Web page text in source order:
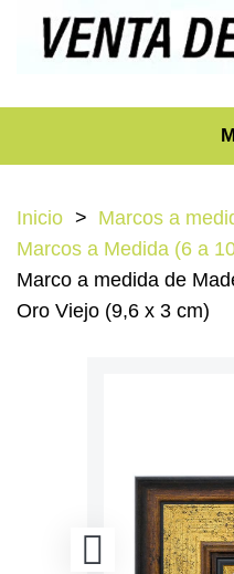
Inicio
Marcos a
Marcos a Medida (6 a
Marco a medida de
Oro Viejo (9,6 x 3 cm)